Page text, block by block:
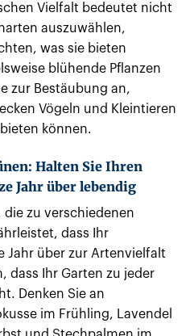
Vielfalt bedeutet nicht
auszuwählen,
was sie bieten
blühende Pflanzen
zur Bestäubung an,
Vögeln und Kleintieren
können.
Halten Sie Ihren
Jahr über lebendig
die zu verschiedenen
dass Ihr
Jahr über zur Artenvielfalt
dass Ihr Garten zu jeder
Denken Sie an
im Frühling, Lavendel